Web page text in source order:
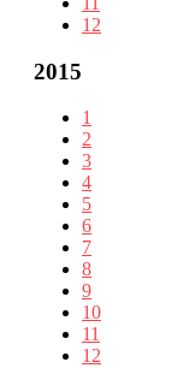
12
2015
1
2
3
4
5
6
7
8
9
10
11
12